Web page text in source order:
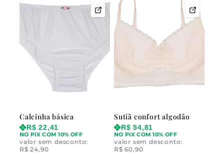
Calcinha básica
R$ 22,41
NO PIX COM 10% OFF
valor sem desconto:
R$ 24,90
Sutiã confort algodão
R$ 54,81
NO PIX COM 10% OFF
valor sem desconto:
R$ 60,90